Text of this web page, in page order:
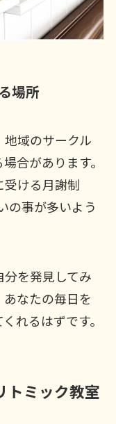
場所
域のサークル
合があります。
ける月謝制
の事が多いよう
分を発見してみ
なたの毎日を
れるはずです。
トミック教室